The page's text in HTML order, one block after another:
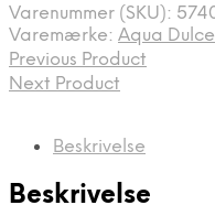
Varenummer (SKU):
Varemærke: Aqua Dulce
Previous Product
Next Product
Beskrivelse
Beskrivelse